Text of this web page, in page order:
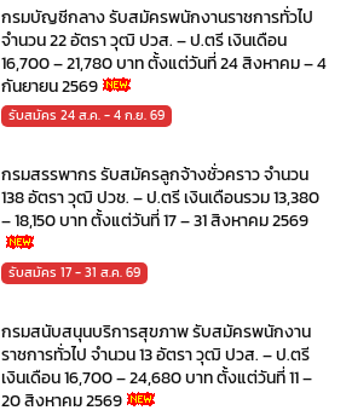
กรมบัญชีกลาง รับสมัครพนักงานราชการทั่วไป
จำนวน 22 อัตรา วุฒิ ปวส. – ป.ตรี เงินเดือน
16,700 – 21,780 บาท ตั้งแต่วันที่ 24 สิงหาคม – 4
กันยายน 2569
รับสมัคร 24 ส.ค. - 4 ก.ย. 69
กรมสรรพากร รับสมัครลูกจ้างชั่วคราว จำนวน
138 อัตรา วุฒิ ปวช. – ป.ตรี เงินเดือนรวม 13,380
– 18,150 บาท ตั้งแต่วันที่ 17 – 31 สิงหาคม 2569
รับสมัคร 17 - 31 ส.ค. 69
กรมสนับสนุนบริการสุขภาพ รับสมัครพนักงาน
ราชการทั่วไป จำนวน 13 อัตรา วุฒิ ปวส. – ป.ตรี
เงินเดือน 16,700 – 24,680 บาท ตั้งแต่วันที่ 11 –
20 สิงหาคม 2569